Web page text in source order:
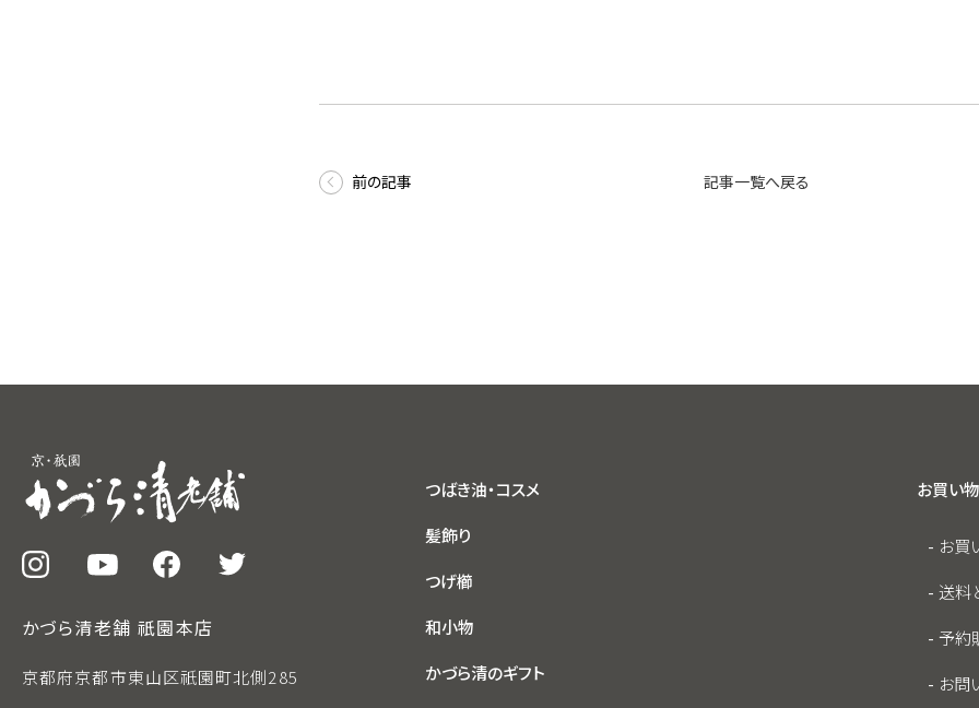
前の記事 記事一覧へ戻る
かづら清老舗 祇園本店
京都府京都市東山区祇園町北側285
つばき油・コスメ
髪飾り
つげ櫛
和小物
かづら清のギフト
お買い
お買
送料
予約
お問